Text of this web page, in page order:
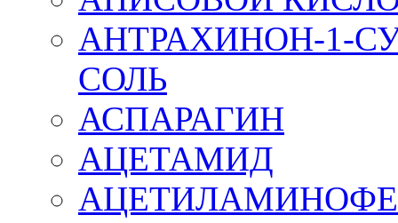
АНТРАХИНОН-1-
СОЛЬ
АСПАРАГИН
АЦЕТАМИД